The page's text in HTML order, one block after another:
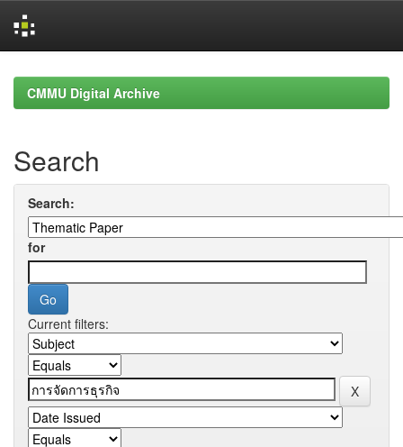
navigationCMMU Digital Archive
Search
Search:
for
Current filters: